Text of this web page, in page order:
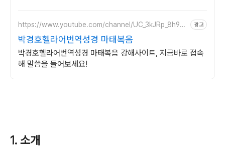
https://www.youtube.com/channel/UC_3kJRp_8h9zE
광고
박경호헬라어번역성경 마태복음
박경호헬라어번역성경 마태복음 강해사이트, 지금바로 접속
해 말씀을 들어보세요!
1. 소개